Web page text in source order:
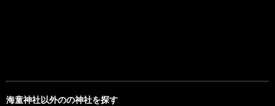
海童神社以外のの神社を探す